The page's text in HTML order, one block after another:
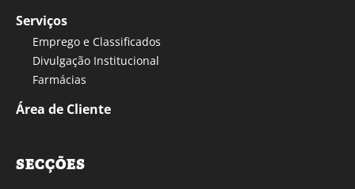
Serviços
Emprego e Classificados
Divulgação Institucional
Farmácias
Área de Cliente
SECÇÕES